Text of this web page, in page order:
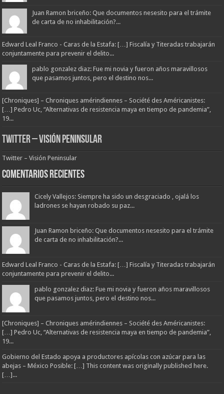
Juan Ramon briceño: Que documentos nesesito para el trámite
de carta de no inhabilitación?...
Edward Leal Franco - Caras de la Estafa: […] Fiscalía y Titeradas trabajarán
conjuntamente para prevenir el delito...
pablo gonzalez diaz: Fue mi novia y fueron años maravillosos
que pasamos juntos, pero el destino nos...
[Chroniques] – Chroniques amérindiennes – Société des Américanistes:
[…] Pedro Uc, “Alternativas de resistencia maya en tiempo de pandemia”,
19...
Twitter – Visión Peninsular
Twitter – Visión Peninsular
Comentarios Recientes
Cicely Vallejos: Siempre ha sido un desgraciado , ojalá los
ladrones se hayan robado su paz...
Juan Ramon briceño: Que documentos nesesito para el trámite
de carta de no inhabilitación?...
Edward Leal Franco - Caras de la Estafa: […] Fiscalía y Titeradas trabajarán
conjuntamente para prevenir el delito...
pablo gonzalez diaz: Fue mi novia y fueron años maravillosos
que pasamos juntos, pero el destino nos...
[Chroniques] – Chroniques amérindiennes – Société des Américanistes:
[…] Pedro Uc, “Alternativas de resistencia maya en tiempo de pandemia”,
19...
Gobierno del Estado apoya a productores apícolas con azúcar para las
abejas – México Posible: […] This content was originally published here.
[…]...